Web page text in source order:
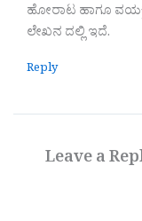
ಹೋರಾಟ ಹಾಗೂ
ಲೇಖನ ದಲ್ಲಿ ಇದೆ.
Reply
Leave a